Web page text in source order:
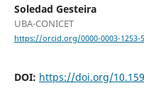
Soledad Gesteira
UBA-CONICET
https://orcid.org/0000-0003-1253-
DOI: https://doi.org/